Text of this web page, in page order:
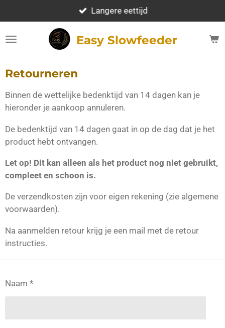
direct
naar
Easy Slowfeeder
Langere eettijd
Retourneren
Binnen de wettelijke bedenktijd van 14 dagen kan je
hieronder je aankoop annuleren.
De bedenktijd van 14 dagen gaat in op de dag dat je het
product hebt ontvangen.
Let op! Dit kan alleen als het product nog niet gebruikt,
compleet en schoon is.
De verzendkosten zijn voor eigen rekening (zie algemene
voorwaarden).
Na aanmelden retour krijg je een mail met de retour
instructies.
Naam *